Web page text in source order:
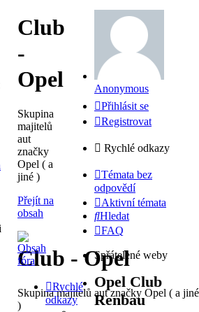
Club
-
Opel
Skupina
majitelů
aut
značky
Opel ( a
jiné )
Přejít na
obsah
Club - Opel
Skupina majitelů aut značky Opel ( a jiné
)
Rychlé
odkazy
Anonymous
Přihlásit se
Registrovat
Rychlé odkazy
Témata bez
odpovědí
Aktivní témata
Hledat
FAQ
Spřátelené weby
Opel Club
Renbau